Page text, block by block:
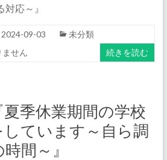
応～』
2024-09-03
未分類
ません
続きを読む
季休業期間の学校
ています～自ら調
間～』